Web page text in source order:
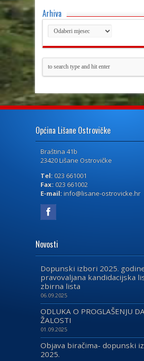
Arhiva
Općina Lišane Ostrovičke
Braština 41b
23420 Lišane Ostrovičke
Tel: 023 661001
Fax: 023 661002
E-mail: info@lisane-ostrovicke.hr
Novosti
Dopunski izbori 2025.
pravovaljana kandidacijska
zbirna lista
06.09.2025
ODLUKA O PROGLAŠENJU
ŽALOSTI
01.09.2025
Objava biračima- dopunski
2025.